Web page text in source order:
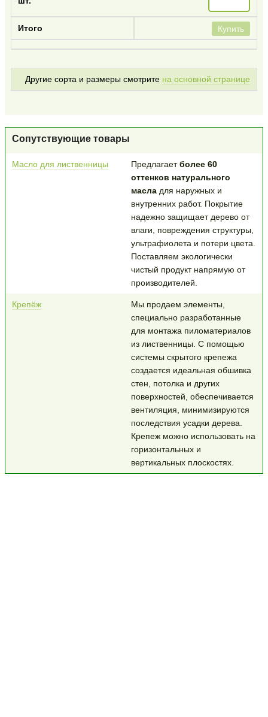
Купить
Другие сорта и размеры смотрите на основной странице
Сопутствующие товары
Масло для лиственницы Предлагаетболее 60
оттенков натурального
масладля наружных и
внутренних работ. Покрытие
надежно защищает дерево от
влаги, повреждения структуры,
ультрафиолета и потери цвета.
Поставляем экологически
чистый продукт напрямую от
производителей.
Крепёж
Мы продаем элементы,
специально разработанные
для монтажа пиломатериалов
из лиственницы. С помощью
системы скрытого крепежа
создается идеальная обшивка
стен, потолка и других
поверхностей, обеспечивается
вентиляция, минимизируются
последствия усадки дерева.
Крепеж можно использовать на
горизонтальных и
вертикальных плоскостях.